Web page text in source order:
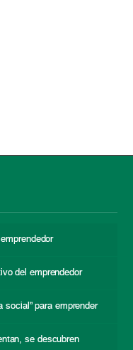
del emprendedor
social” para emprender
se descubren